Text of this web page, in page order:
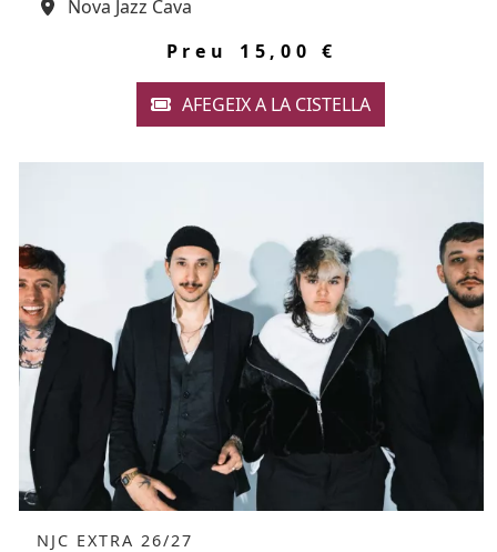
Espai
Nova Jazz Cava
Preu 15,00 €
Àmbit
NJC EXTRA 26/27